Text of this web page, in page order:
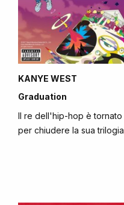
KANYE WEST
Graduation
Il re dell'hip-hop è tornato
per chiudere la sua trilogia